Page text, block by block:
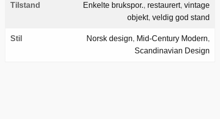
Tilstand Enkelte brukspor., restaurert, vintage
objekt, veldig god stand
Stil Norsk design, Mid-Century Modern,
Scandinavian Design